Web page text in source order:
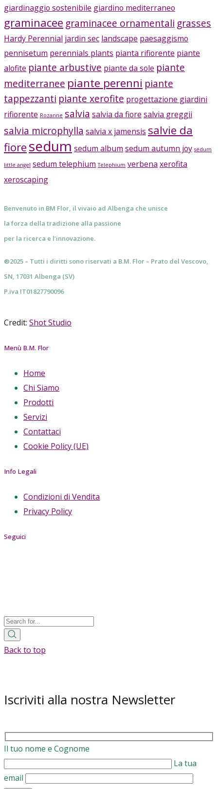
giardinaggio sostenibile giardino mediterraneo
graminacee graminacee ornamentali grasses
Hardy Perennial jardin sec landscape paesaggismo
pennisetum perennials plants pianta rifiorente piante
alofite piante arbustive piante da sole piante
mediterranee piante perenni piante
tappezzanti piante xerofite progettazione giardini
rifiorente Rozanne salvia salvia da fiore salvia greggii
salvia microphylla salvia x jamensis salvie da
fiore sedum sedum album sedum autumn joy sedum
little angel sedum telephium Telephium verbena xerofita
xeroscaping
Benvenuto in BM Flor, il vivaio ad Albenga che unisce
la forza della tradizione alla passione
per la ricerca e l’innovazione.
®2025 – Tutti i diritti sono riservati a B.M. Flor – Prato del Vescovo,
SN, 17031 Albenga (SV)
P.iva IT01827790096
Credit: Shot Studio
Menù B.M. Flor
Home
Chi Siamo
Prodotti
Servizi
Contattaci
Cookie Policy (UE)
Info Legali
Condizioni di Vendita
Privacy Policy
Seguici
Back to top
Iscriviti alla nostra Newsletter
Il tuo nome e Cognome
La tua
email